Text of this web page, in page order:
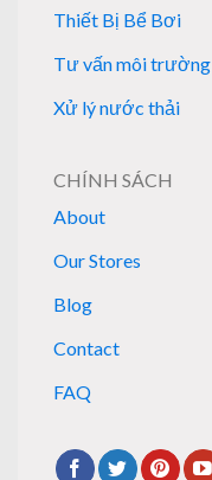
Thiết Bị Bể Bơi
Tư vấn môi trường
Xử lý nước thải
CHÍNH SÁCH
About
Our Stores
Blog
Contact
FAQ